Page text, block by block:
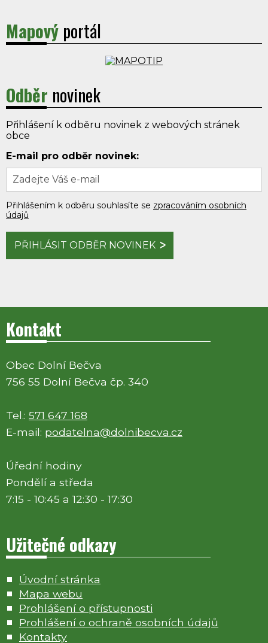
Mapový portál
Odběr novinek
Přihlášení k odběru novinek z webových stránek
obce
E-mail pro odběr novinek:
Přihlášením k odběru souhlasíte se zpracováním osobních
údajů
PŘIHLÁSIT ODBĚR NOVINEK
Kontakt
Obec Dolní Bečva
756 55 Dolní Bečva čp. 340
Tel.: 571 647 168
E-mail: podatelna@dolnibecva.cz
Úřední hodiny
Pondělí a středa
7:15 - 10:45 a 12:30 - 17:30
Užitečné odkazy
Úvodní stránka
Mapa webu
Prohlášení o přístupnosti
Prohlášení o ochraně osobních údajů
Kontakty